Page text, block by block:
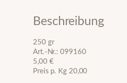
z
ä
l
d
e
Beschreibung
250 gr
Art.-Nr.: 099160
5,00 €
Preis p. Kg 20,00